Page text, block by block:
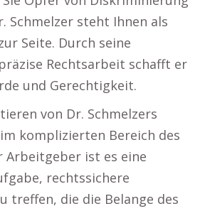
Schmelzer steht Ihnen als
Seite. Durch seine
Rechtsarbeit schafft er
und Gerechtigkeit.
von Dr. Schmelzers
komplizierten Bereich des
Arbeitgeber ist es eine
rechtssichere
treffen, die die Belange des